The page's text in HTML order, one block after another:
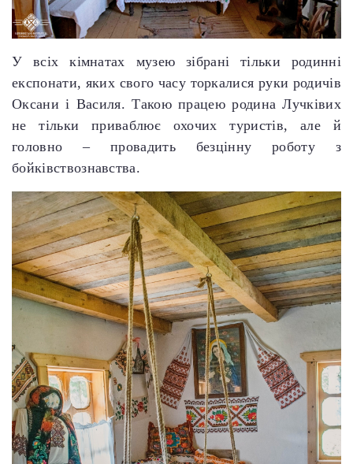
У всіх кімнатах музею зібрані тільки родинні
експонати, яких свого часу торкалися руки родичів
Оксани і Василя. Такою працею родина Лучківих
не тільки приваблює охочих туристів, але й
головно – провадить безцінну роботу з
бойківствознавства.